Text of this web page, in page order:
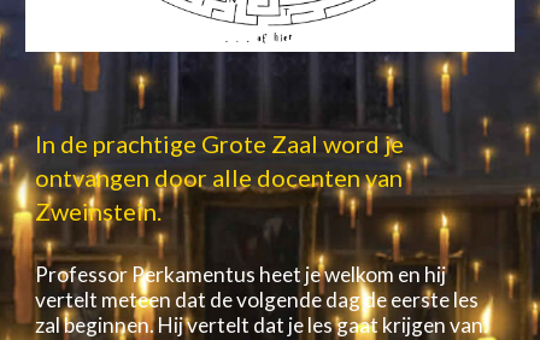
In de prachtige Grote Zaal word je
ontvangen door alle docenten van
Zweinstein.
Professor Perkamentus heet je welkom en hij
vertelt meteen dat de volgende dag de eerste les
zal beginnen. Hij vertelt dat je les gaat krijgen van: